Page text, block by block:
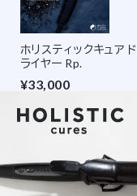
ホリスティックキュア ド
ライヤー Rp.
¥33,000